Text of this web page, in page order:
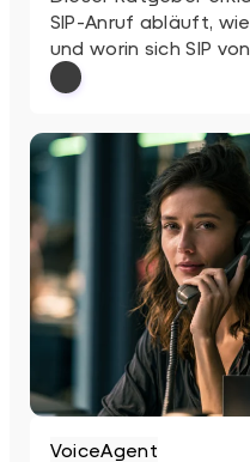
SIP-Anruf abläuft,
und worin sich SIP
VoiceAgent